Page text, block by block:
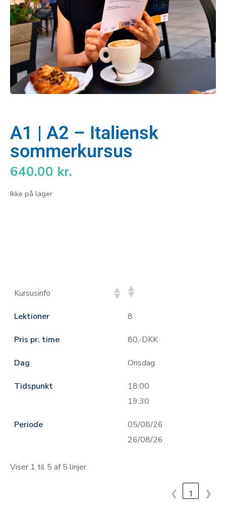
A1 | A2 – Italiensk
sommerkursus
640.00 kr.
Ikke på lager
Kursusinfo
Lektioner 8
Pris pr. time 80,-DKK
Dag Onsdag
Tidspunkt
18:00
19:30
Periode
05/08/26
26/08/26
Viser 1 til 5 af 5 linjer
❮ 1 ❯